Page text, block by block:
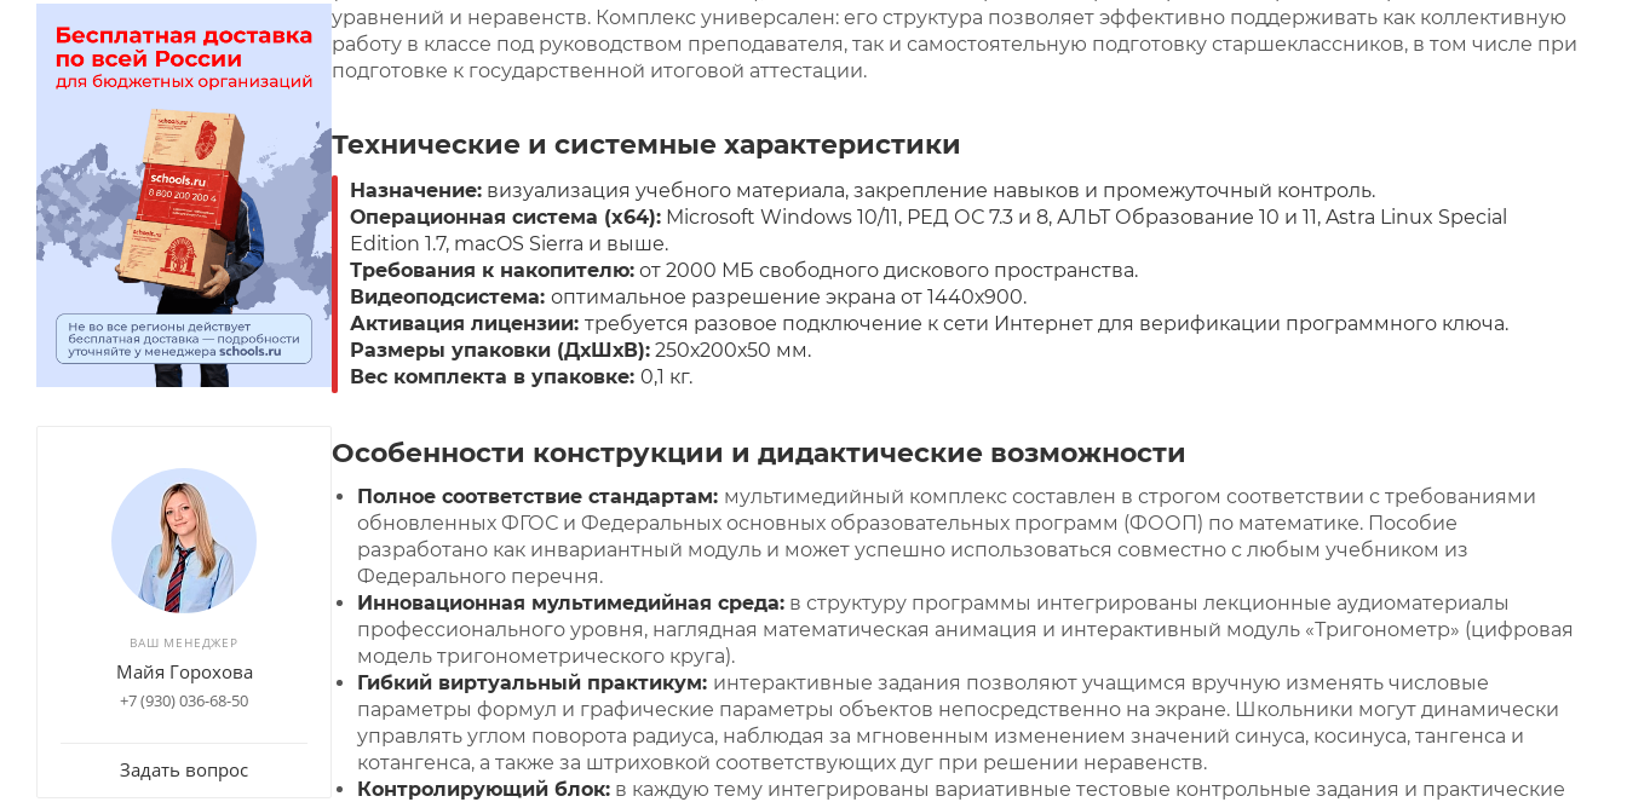
уравнений и неравенств. Комплекс универсален: его структура позволяет эффективно поддерживать как коллективную
работу в классе под руководством преподавателя, так и самостоятельную подготовку старшеклассников, в том числе при
подготовке к государственной итоговой аттестации.
Технические и системные характеристики
Назначение: визуализация учебного материала, закрепление навыков и промежуточный контроль.
Операционная система (x64): Microsoft Windows 10/11, РЕД ОС 7.3 и 8, АЛЬТ Образование 10 и 11, Astra Linux Special
Edition 1.7, macOS Sierra и выше.
Требования к накопителю: от 2000 МБ свободного дискового пространства.
Видеоподсистема: оптимальное разрешение экрана от 1440х900.
Активация лицензии: требуется разовое подключение к сети Интернет для верификации программного ключа.
Размеры упаковки (ДхШхВ): 250х200х50 мм.
Вес комплекта в упаковке: 0,1 кг.
Особенности конструкции и дидактические возможности
Полное соответствие стандартам: мультимедийный комплекс составлен в строгом соответствии с требованиями
обновленных ФГОС и Федеральных основных образовательных программ (ФООП) по математике. Пособие
разработано как инвариантный модуль и может успешно использоваться совместно с любым учебником из
Федерального перечня.
Инновационная мультимедийная среда: в структуру программы интегрированы лекционные аудиоматериалы
профессионального уровня, наглядная математическая анимация и интерактивный модуль «Тригонометр» (цифровая
модель тригонометрического круга).
Гибкий виртуальный практикум: интерактивные задания позволяют учащимся вручную изменять числовые
параметры формул и графические параметры объектов непосредственно на экране. Школьники могут динамически
управлять углом поворота радиуса, наблюдая за мгновенным изменением значений синуса, косинуса, тангенса и
котангенса, а также за штриховкой соответствующих дуг при решении неравенств.
Контролирующий блок: в каждую тему интегрированы вариативные тестовые контрольные задания и практические
ВАШ МЕНЕДЖЕР
Майя Горохова
+7 (930) 036-68-50
Задать вопрос